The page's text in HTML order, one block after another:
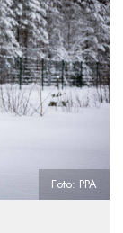
Foto: PPA